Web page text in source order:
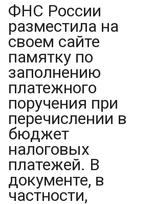
ФНС России
разместила на
своем сайте
памятку по
заполнению
платежного
поручения при
перечислении в
бюджет
налоговых
платежей. В
документе, в
частности,